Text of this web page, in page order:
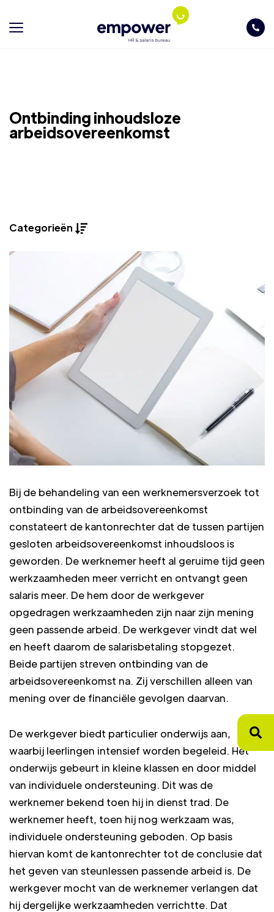
Ontbinding inhoudsloze
arbeidsovereenkomst
Categorieën
Bij de behandeling van een werknemersverzoek tot
ontbinding van de arbeidsovereenkomst
constateert de kantonrechter dat de tussen partijen
gesloten arbeidsovereenkomst inhoudsloos is
geworden. De werknemer heeft al geruime tijd geen
werkzaamheden meer verricht en ontvangt geen
salaris meer. De hem door de werkgever
opgedragen werkzaamheden zijn naar zijn mening
geen passende arbeid. De werkgever vindt dat wel
en heeft daarom de salarisbetaling stopgezet.
Beide partijen streven ontbinding van de
arbeidsovereenkomst na. Zij verschillen alleen van
mening over de financiële gevolgen daarvan.
De werkgever biedt particulier onderwijs aan,
waarbij leerlingen intensief worden begeleid. Het
onderwijs gebeurt in kleine klassen en door middel
van individuele ondersteuning. Dit was de
werknemer bekend toen hij in dienst trad. De
werknemer heeft, toen hij nog werkzaam was,
individuele ondersteuning geboden. Op basis
hiervan komt de kantonrechter tot de conclusie dat
het geven van steunlessen passende arbeid is. De
werkgever mocht van de werknemer verlangen dat
hij dergelijke werkzaamheden verrichtte. Dat